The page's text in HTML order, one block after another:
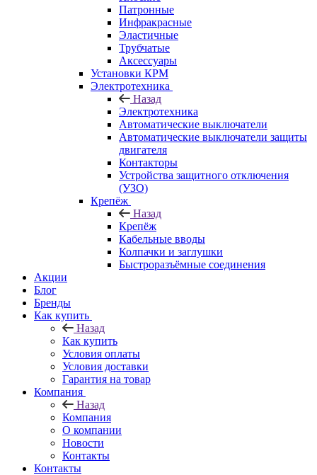
Патронные
Инфракрасные
Эластичные
Трубчатые
Аксессуары
Установки КРМ
Электротехника
Назад
Электротехника
Автоматические выключатели
Автоматические выключатели защиты
двигателя
Контакторы
Устройства защитного отключения
(УЗО)
Крепёж
Назад
Крепёж
Кабельные вводы
Колпачки и заглушки
Быстроразъёмные соединения
Акции
Блог
Бренды
Как купить
Назад
Как купить
Условия оплаты
Условия доставки
Гарантия на товар
Компания
Назад
Компания
О компании
Новости
Контакты
Контакты